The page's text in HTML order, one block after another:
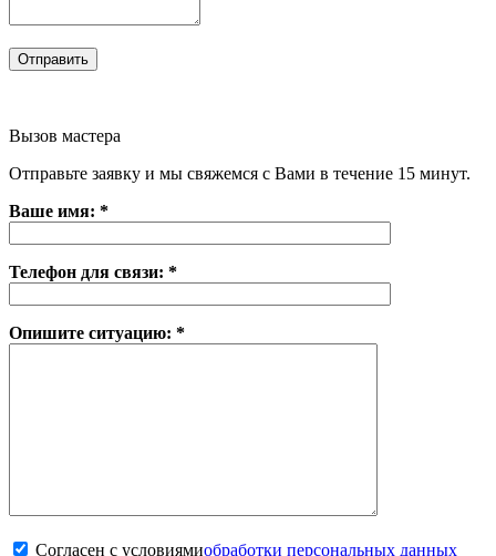
Вызов мастера
Отправьте заявку и мы свяжемся с Вами в течение 15 минут.
Ваше имя: *
Телефон для связи: *
Опишите ситуацию: *
Согласен с условиямиобработки персональных данных